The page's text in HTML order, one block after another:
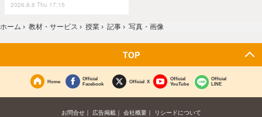
2026.8.6 Thu 17:15
ホーム › 教材・サービス › 授業 › 記事 › 写真・画像
TOP
Home
Official
Facebook
Official X
Official
YouTube
Official
LINE
お問合せ 広告掲載 会社概要
リシードについて